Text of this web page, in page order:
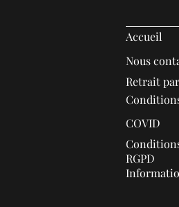
Accueil
Nous
Retrait
COVID
RGPD